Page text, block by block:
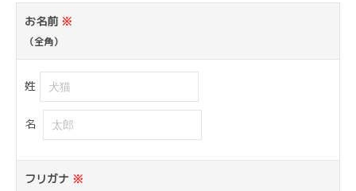
お名前 ※
（全角）
姓
名
フリガナ ※